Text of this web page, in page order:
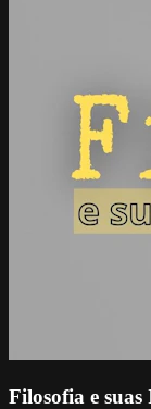
Filosofia e